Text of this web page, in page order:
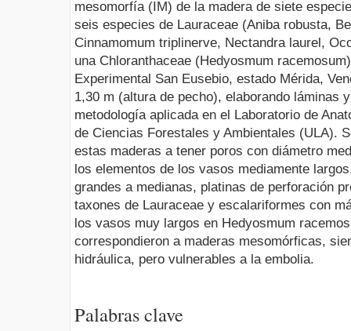
mesomorfía (IM) de la madera de siete
seis especies de Lauraceae (Aniba robusta,
Cinnamomum triplinerve, Nectandra laurel,
una Chloranthaceae (Hedyosmum
Experimental San Eusebio, estado Mérida,
1,30 m (altura de pecho), elaborando láminas
metodología aplicada en el Laboratorio de
de Ciencias Forestales y Ambientales (ULA).
estas maderas a tener poros con diámetro
los elementos de los vasos mediamente
grandes a medianas, platinas de perforación
taxones de Lauraceae y escalariformes con
los vasos muy largos en Hedyosmum
correspondieron a maderas mesomórficas,
hidráulica, pero vulnerables a la embolia.
Palabras clave